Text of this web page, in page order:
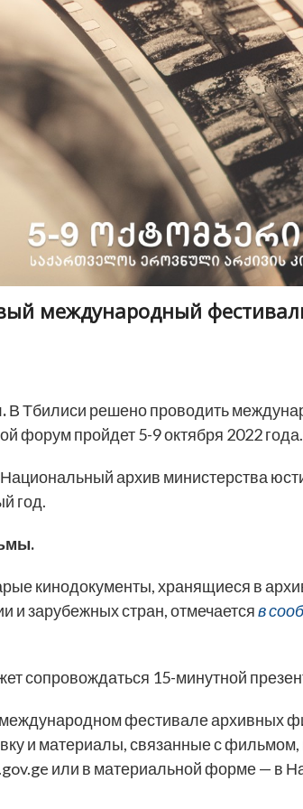
международный
В Тбилиси решено проводить
форум пройдет 5-9 октября 2022 года.
архив министерства
год.
кинодокументы, хранящиеся в
и зарубежных стран, отмечаетсяв
сопровождаться 15-минутной
фестивале архивных
и материалы, связанные с
или в материальной форме — в